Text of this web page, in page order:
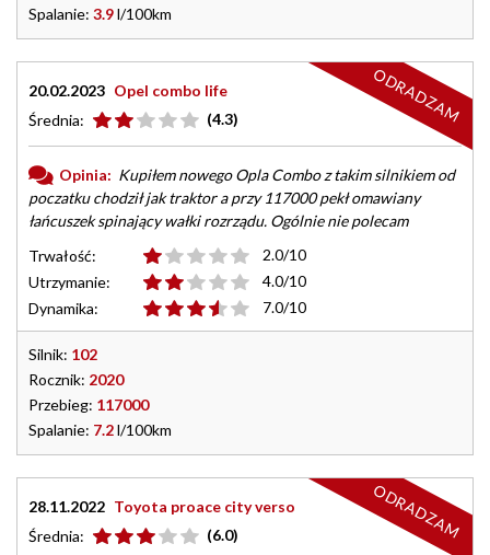
Spalanie: 3.9l/100km
20.02.2023 Opel combo life
Średnia:
(4.3)
Opinia: Kupiłem nowego Opla Combo z takim silnikiem od
poczatku chodził jak traktor a przy 117000 pekł omawiany
łańcuszek spinający wałki rozrządu. Ogólnie nie polecam
Trwałość:
2.0/10
Utrzymanie:
4.0/10
Dynamika:
7.0/10
Silnik: 102
Rocznik: 2020
Przebieg: 117000
Spalanie: 7.2l/100km
ODRADZAM
28.11.2022 Toyota proace city verso
Średnia:
(6.0) ODRADZAM